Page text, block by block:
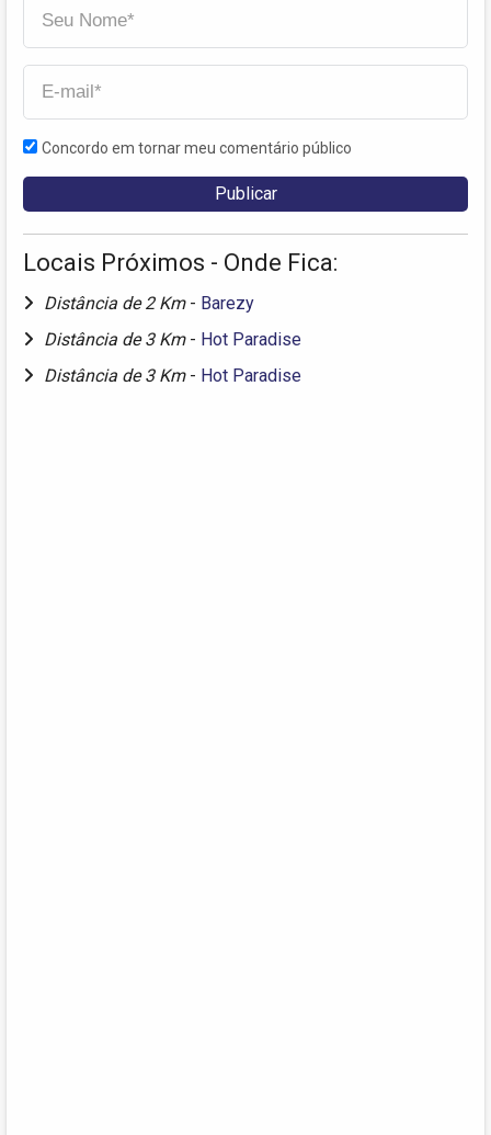
Concordo em tornar meu comentário público
Locais Próximos - Onde Fica:
Distância de 2 Km - Barezy
Distância de 3 Km - Hot Paradise
Distância de 3 Km - Hot Paradise